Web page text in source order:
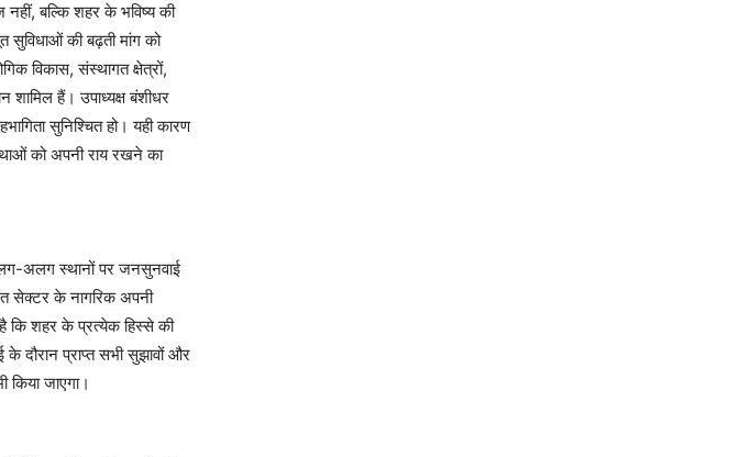
नहीं, बल्कि शहर के भविष्य की
सुविधाओं की बढ़ती मांग को
विकास, संस्थागत क्षेत्रों,
हैं। उपाध्यक्ष बंशीधर
सुनिश्चित हो। यही कारण
को अपनी राय रखने का
अलग स्थानों पर जनसुनवाई
सेक्टर के नागरिक अपनी
कि शहर के प्रत्येक हिस्से की
दौरान प्राप्त सभी सुझावों और
किया जाएगा।